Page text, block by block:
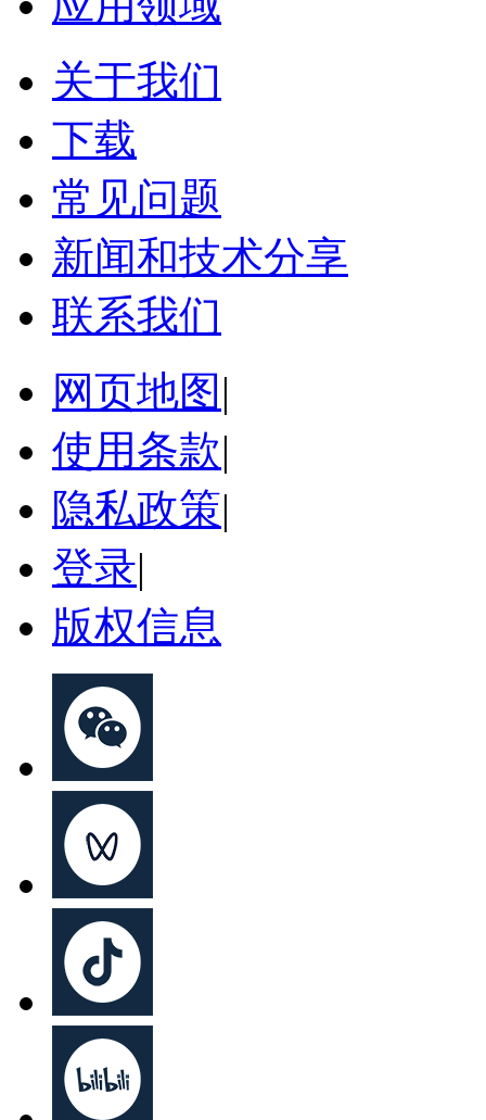
关于我们
下载
常见问题
新闻和技术分享
联系我们
网页地图 |
使用条款|
隐私政策|
登录|
版权信息